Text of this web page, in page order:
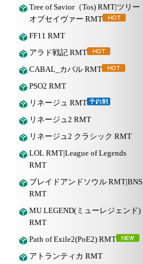
Tree of Savior（Tos) RMT|ツリー
オブセイヴァー RMT
FF11 RMT
アラド戦記 RMT
CABAL_カバル RMT
PSO2 RMT
リネージュ RMT
リネージュ2 RMT
リネージュ2 クラシック RMT
LOL RMT|League of Legends
RMT
ブレイドアンドソウル RMT|BNS
RMT
MU LEGEND(ミューレジェンド)
RMT
Path of Exile2(PoE2) RMT
アトランティカ RMT